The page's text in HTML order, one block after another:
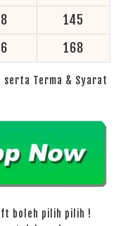
145
168
serta Terma & Syarat
boleh pilih pilih !